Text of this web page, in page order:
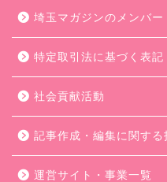
埼玉マガジンのメンバー
特定取引法に基づく表記
社会貢献活動
記事作成・編集に関す
運営サイト・事業一覧